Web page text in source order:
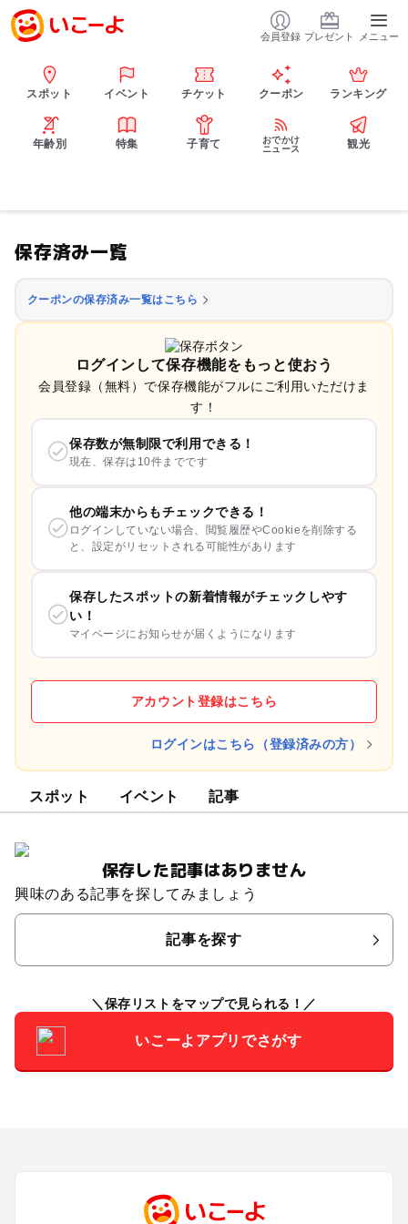
会員登録 プレゼント メニュー
スポット イベント チケット クーポン ランキング
年齢別 特集 子育て
おでかけ
ニュース
観光
保存済み一覧
クーポンの保存済み一覧はこちら
ログインして保存機能をもっと使おう
会員登録（無料）で保存機能がフルにご利用いただけま
す！
保存数が無制限で利用できる！
現在、保存は10件までです
他の端末からもチェックできる！
ログインしていない場合、閲覧履歴やCookieを削除する
と、設定がリセットされる可能性があります
保存したスポットの新着情報がチェックしやす
い！
マイページにお知らせが届くようになります
アカウント登録はこちら
ログインはこちら（登録済みの方）
スポット イベント 記事
保存した記事はありません
興味のある記事を探してみましょう
記事を探す
保存リストをマップで見られる！
いこーよアプリでさがす